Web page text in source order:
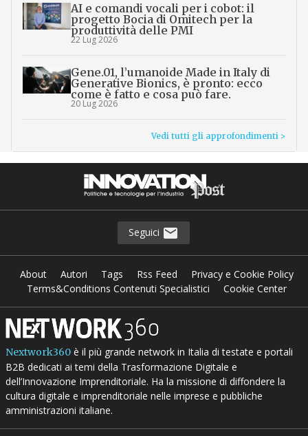
AI e comandi vocali per i cobot: il
progetto Bocia di Omitech per la
produttività delle PMI
22 Lug 2026
Gene.01, l’umanoide Made in Italy di
Generative Bionics, è pronto: ecco
come è fatto e cosa può fare.
20 Lug 2026
Vedi tutti gli approfondimenti >
Seguici
About Autori Tags Rss Feed
Privacy e Cookie Policy
Terms&Conditions Contenuti Specialistici
Cookie Center
Nextwork360è il più grande network in Italia di testate e portali
B2B dedicati ai temi della Trasformazione Digitale e
dell’Innovazione Imprenditoriale. Ha la missione di diffondere la
cultura digitale e imprenditoriale nelle imprese e pubbliche
amministrazioni italiane.